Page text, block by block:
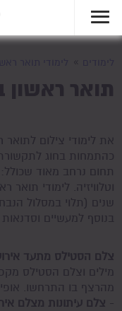
תואר ראשון
את לימודי צילום לתואר
כהתמחות בחוג
תחום נרחב מאוד שכולל:
וטלוויזיה. לימודי
שנים (תלוי במסלול
בנוסף למעשיים וסדנאות
צלם הסטילס מתעד
מילים וצלם הסטילס
מהרצף בו התרחשו.
- צלם עיתונות מצלם